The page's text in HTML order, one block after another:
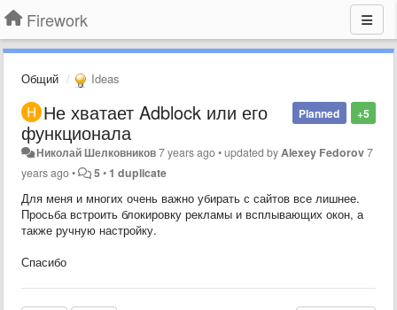
Firework
Общий Ideas
+5
Planned
Не хватает Adblock или его
функционала
Николай Шелковников7 years ago•updated by Alexey Fedorov7
years ago• 5• 1 duplicate
Для меня и многих очень важно убирать с сайтов все лишнее.
Просьба встроить блокировку рекламы и всплывающих окон, а
также ручную настройку.
Спасибо